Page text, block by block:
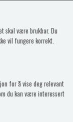
skal være brukbar. Du
vil fungere korrekt.
for å vise deg relevant
du kan være interessert